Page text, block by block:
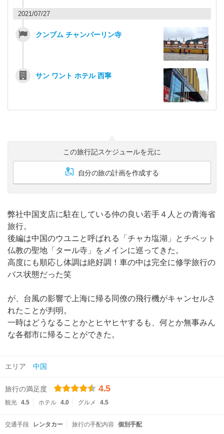
2021/07/27
クンブム チャンパーリン寺
サン ワント ホテル 西寧
この旅行記スケジュールを元に
自分の旅の計画を作成する
弊社中国支店に駐在している仲の良い若手４人との青海省
旅行。
後編は中国のウユニと呼ばれる「チャカ塩湖」とチベット
仏教の聖地「タール寺」をメインに巡ってきた。
高度にも順応し体調は絶好調！車の中は完全に修学旅行の
バス状態だった笑
が、台風の影響で上海に帰る同僚の飛行機がキャンセルさ
れたことが判明。
一時はどうなることかとヒヤヒヤするも、何とか無事みん
な各都市に帰ることができた。
エリア 中国
旅行の満足度 4.5
観光 4.5 ホテル 4.0 グルメ 4.5
交通手段 レンタカー 旅行の手配内容 個別手配